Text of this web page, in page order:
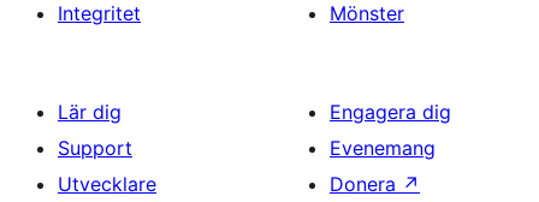
Integritet
Mönster
Lär dig
Support
Utvecklare
Engagera dig
Evenemang
Donera ↗